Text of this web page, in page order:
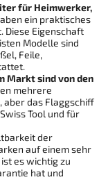
für Heimwerker,
ein praktisches
Diese Eigenschaft
Modelle sind
Feile,
Markt sind von den
mehrere
das Flaggschiff
Tool und für
der
auf einem sehr
es wichtig zu
hat und